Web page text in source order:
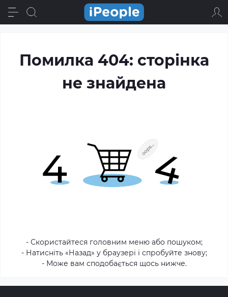
Помилка 404: сторінка
не знайдена
- Скористайтеся головним меню або пошуком;
- Натисніть «Назад» у браузері і спробуйте знову;
- Може вам сподобається щось нижче.